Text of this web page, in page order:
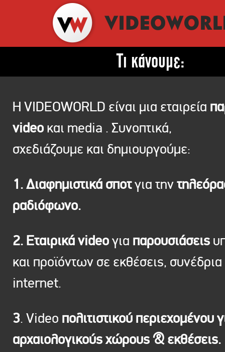
Τι κάνουμε:
Η VIDEOWORLD είναι μια εταιρεία
video και media . Συνοπτικά,
σχεδιάζουμε και δημιουργούμε:
1. Διαφημιστικά σποτγια την
ραδιόφωνο.
2. Εταιρικά videoγια παρουσιάσεις
και προϊόντων σε εκθέσεις, συνέδρια
internet.
3. Video πολιτιστικού περιεχομένου
αρχαιολογικούς χώρους & εκθέσεις.